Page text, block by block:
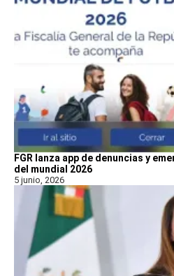
FGR lanza app de denuncias y
del mundial 2026
5 junio, 2026